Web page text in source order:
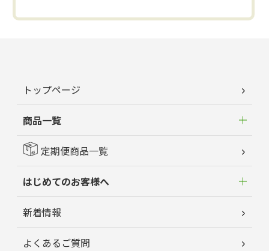
トップページ
商品一覧
定期便商品一覧
はじめてのお客様へ
新着情報
よくあるご質問